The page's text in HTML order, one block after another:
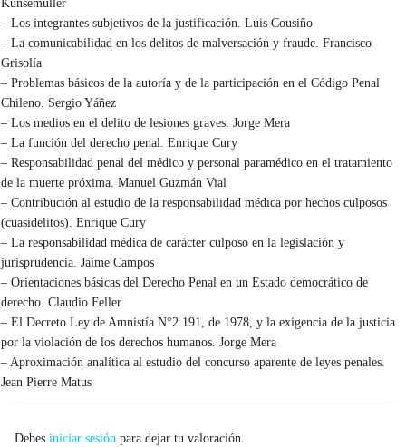
Künsemüller
– Los integrantes subjetivos de la justificación. Luis Cousiño
– La comunicabilidad en los delitos de malversación y fraude. Francisco
Grisolía
– Problemas básicos de la autoría y de la participación en el Código Penal
Chileno. Sergio Yáñez
– Los medios en el delito de lesiones graves. Jorge Mera
– La función del derecho penal. Enrique Cury
– Responsabilidad penal del médico y personal paramédico en el tratamiento
de la muerte próxima. Manuel Guzmán Vial
– Contribución al estudio de la responsabilidad médica por hechos culposos
(cuasidelitos). Enrique Cury
– La responsabilidad médica de carácter culposo en la legislación y
jurisprudencia. Jaime Campos
– Orientaciones básicas del Derecho Penal en un Estado democrático de
derecho. Claudio Feller
– El Decreto Ley de Amnistía N°2.191, de 1978, y la exigencia de la justicia
por la violación de los derechos humanos. Jorge Mera
– Aproximación analítica al estudio del concurso aparente de leyes penales.
Jean Pierre Matus
Debes iniciar sesión para dejar tu valoración.